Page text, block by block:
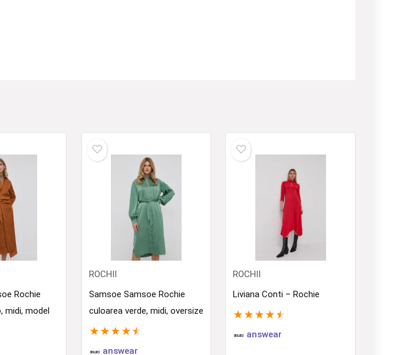
Rochie
midi, model
ROCHII
Samsoe Samsoe Rochie
culoarea verde, midi, oversize
★ ★ ★ ★ ★
answear
ROCHII
Liviana Conti – Rochie
★ ★ ★ ★ ★
answear